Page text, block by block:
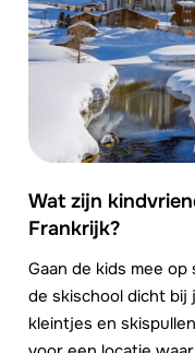
Wat zijn
Frankrijk?
Gaan de kids mee
de skischool dicht bij
kleintjes en